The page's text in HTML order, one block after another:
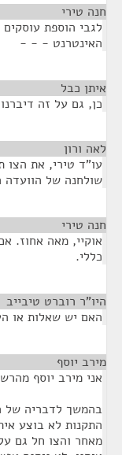
חנה טירי
לגבי הוספת
האינטרנט - - -
איתן כבל
כן, גם על זה
לאה ורון
עו"ד טירי, את הצו
שולחנה של הוועדה
חנה טירי
אוקיי, מאה אחוז.
כללי.
היו"ר רוברט טיבייב
האם יש שאלות או
מירב יוסף
אני מירב יוסף
בהמשך לדבריה של
התקנות לא בוצע
מאחר והצו חל גם